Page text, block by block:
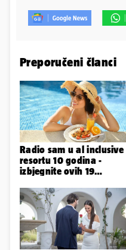
Preporučeni članci
Radio sam u al inclusive
resortu 10 godina -
izbjegnite ovih 19
odmor